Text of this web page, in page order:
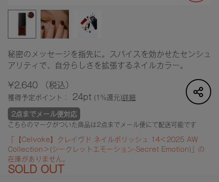
秘密のメッセージを指先に。スパイスを効かせたセンシュ
アリティで、自分らしさを拡張するネイルカラー。
¥2,640（税込）
獲得予定ポイント： 24pt (1%還元)詳細
2点までメール便対応
こちらのマークがついた商品は2点までメール便にて配送可能です
「【Celvoke】クレイヴド ネイルポリッシュ 14＜2025 AW
Collection＞(シークレットエモーション-Secret Emotion)」の
在庫がありません。
SOLD OUT